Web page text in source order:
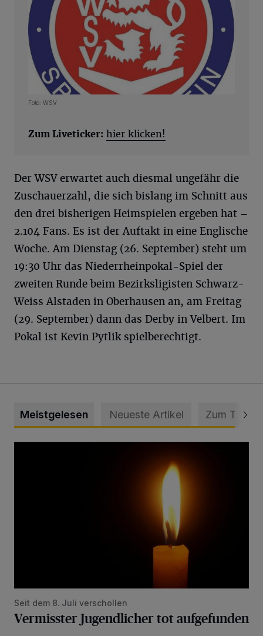
Foto: WSV
Zum Liveticker: hier klicken!
Der WSV erwartet auch diesmal ungefähr die
Zuschauerzahl, die sich bislang im Schnitt aus
den drei bisherigen Heimspielen ergeben hat –
2.104 Fans. Es ist der Auftakt in eine Englische
Woche. Am Dienstag (26. September) steht um
19:30 Uhr das Niederrheinpokal-Spiel der
zweiten Runde beim Bezirksligisten Schwarz-
Weiss Alstaden in Oberhausen an, am Freitag
(29. September) dann das Derby in Velbert. Im
Pokal ist Kevin Pytlik spielberechtigt.
Meistgelesen Neueste Artikel Zum Thema
Seit dem 8. Juli verschollen
Vermisster Jugendlicher tot aufgefunden